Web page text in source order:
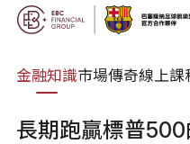
金融知識市場傳奇線上課
長期跑贏標普